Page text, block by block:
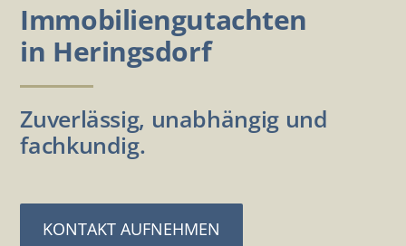
Immobiliengutachten
in Heringsdorf
Zuverlässig, unabhängig und
fachkundig.
KONTAKT AUFNEHMEN